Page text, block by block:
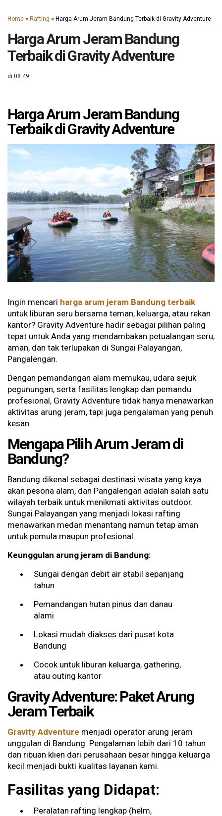
Home » Rafting » Harga Arum Jeram Bandung Terbaik di Gravity Adventure
Harga Arum Jeram Bandung
Terbaik di Gravity Adventure
di 08.49
Harga Arum Jeram Bandung
Terbaik di Gravity Adventure
Ingin mencari harga arum jeram Bandung terbaik
untuk liburan seru bersama teman, keluarga, atau rekan
kantor? Gravity Adventure hadir sebagai pilihan paling
tepat untuk Anda yang mendambakan petualangan seru,
aman, dan tak terlupakan di Sungai Palayangan,
Pangalengan.
Dengan pemandangan alam memukau, udara sejuk
pegunungan, serta fasilitas lengkap dan pemandu
profesional, Gravity Adventure tidak hanya menawarkan
aktivitas arung jeram, tapi juga pengalaman yang penuh
kesan.
Mengapa Pilih Arum Jeram di
Bandung?
Bandung dikenal sebagai destinasi wisata yang kaya
akan pesona alam, dan Pangalengan adalah salah satu
wilayah terbaik untuk menikmati aktivitas outdoor.
Sungai Palayangan yang menjadi lokasi rafting
menawarkan medan menantang namun tetap aman
untuk pemula maupun profesional.
Keunggulan arung jeram di Bandung:
Sungai dengan debit air stabil sepanjang
tahun
Pemandangan hutan pinus dan danau
alami
Lokasi mudah diakses dari pusat kota
Bandung
Cocok untuk liburan keluarga, gathering,
atau outing kantor
Gravity Adventure: Paket Arung
Jeram Terbaik
Gravity Adventure menjadi operator arung jeram
unggulan di Bandung. Pengalaman lebih dari 10 tahun
dan ribuan klien dari perusahaan besar hingga keluarga
kecil menjadi bukti kualitas layanan kami.
Fasilitas yang Didapat:
Peralatan rafting lengkap (helm,